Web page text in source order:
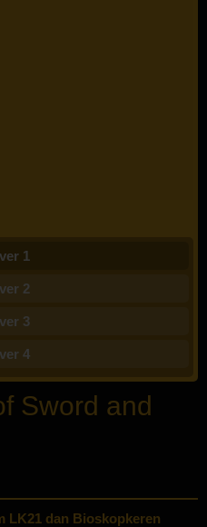
1
2
3
4
Sword and
LK21 dan Bioskopkeren